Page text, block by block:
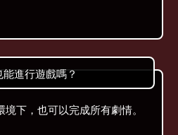
進行遊戲嗎？
下，也可以完成所有劇情。